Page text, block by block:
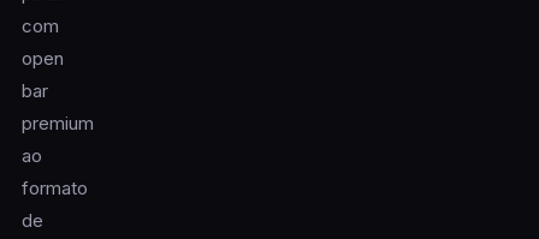
com
open
bar
premium
ao
formato
de